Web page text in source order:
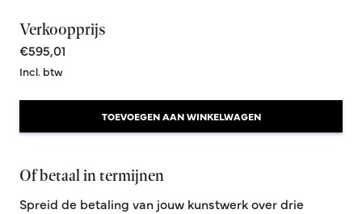
Verkoopprijs
€595,01
Incl. btw
TOEVOEGEN AAN WINKELWAGEN
Of betaal in termijnen
Spreid de betaling van jouw kunstwerk over drie